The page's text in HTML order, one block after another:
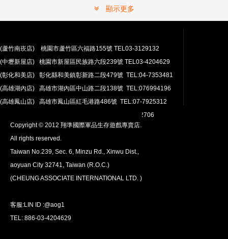
安心購買
100％付款保護。 簡單
退貨政策
全球配送
我們將運送至全球
顯示更多
(蘆竹南崁店) 桃園市蘆竹區六福路155號 TEL03-3129132
(中壢新屋店) 桃園市新屋區民族路六段239號 TEL03-4204629
(彰化和美店) 彰化縣和美鎮彰新路二段479號 TEL:04-7353481
(高雄湖內店) 高雄市湖內區中山路二段138號 TEL:076994196
(高雄鳳山店) 高雄市鳳山區紅毛港路486號 TEL:07-7925312
翔準網路部門:TEL 03-4202763 03-4202706
Copyright © 2012 翔準國際軍品生存遊戲專賣店.
All rights reserved.
Taiwan No.239, Sec. 6, Minzu Rd., Xinwu Dist.,
aoyuan City 32741, Taiwan (R.O.C.)
(CHEUNG ASSOCIATE INTERNATIONAL LTD. )
客服:LIN ID :@aog1
TEL: 886-03-4204629